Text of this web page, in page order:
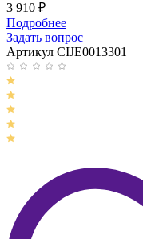
3 910 ₽
Подробнее
Задать вопрос
Артикул CIJE0013301